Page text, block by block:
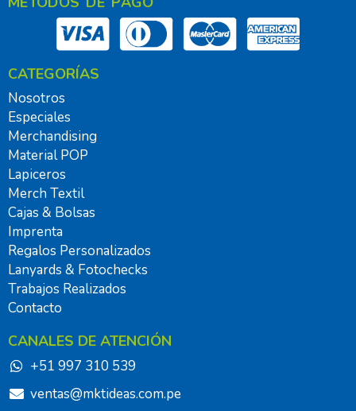
CATEGORÍAS
Nosotros
Especiales
Merchandising
Material POP
Lapiceros
Merch Textil
Cajas & Bolsas
Imprenta
Regalos Personalizados
Lanyards & Fotochecks
Trabajos Realizados
Contacto
CANALES DE ATENCIÓN
+51 997 310 539
ventas@mktideas.com.pe